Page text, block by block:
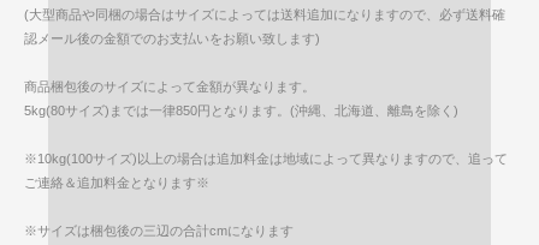
(大型商品や同梱の場合はサイズによっては送料追加になりますので、必ず送料確
認メール後の金額でのお支払いをお願い致します)
商品梱包後のサイズによって金額が異なります。
5kg(80サイズ)までは一律850円となります。(沖縄、北海道、離島を除く)
※10kg(100サイズ)以上の場合は追加料金は地域によって異なりますので、追って
ご連絡＆追加料金となります※
※サイズは梱包後の三辺の合計cmになります